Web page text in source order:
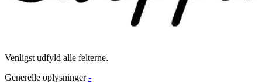
Venligst udfyld alle felterne.
Generelle oplysninger -